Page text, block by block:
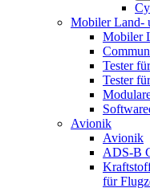
Mobiler Land-
Mobiler
Tester
Tester
Avionik
Avionik
ADS-B
für